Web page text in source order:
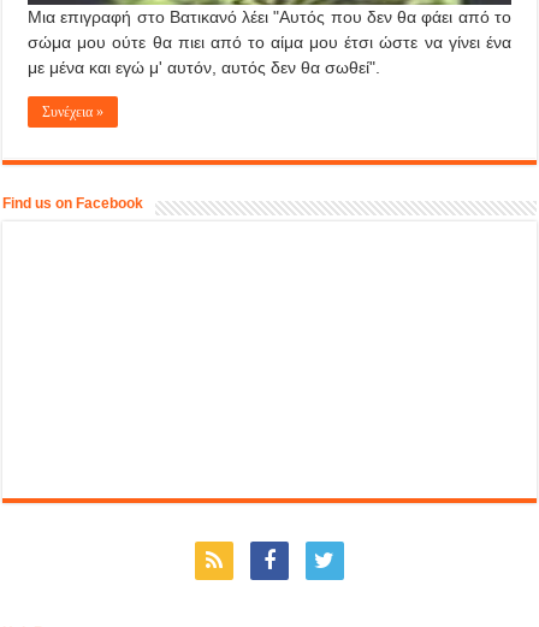
Μια επιγραφή στο Βατικανό λέει "Αυτός που δεν θα φάει από το
σώμα μου ούτε θα πιει από το αίμα μου έτσι ώστε να γίνει ένα
με μένα και εγώ μ' αυτόν, αυτός δεν θα σωθεί".
Συνέχεια »
Find us on Facebook